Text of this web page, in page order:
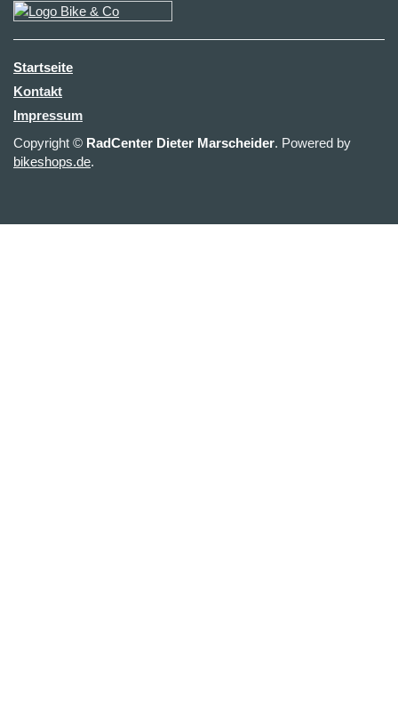
Startseite
Kontakt
Impressum
Copyright © RadCenter Dieter Marscheider. Powered by
bikeshops.de.